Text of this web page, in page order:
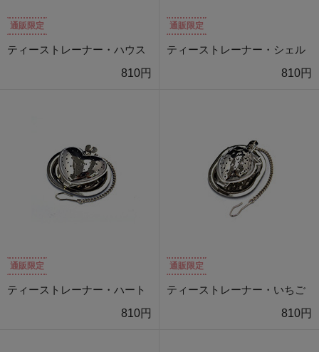
通販限定
ティーストレーナー・ハウス
810円
通販限定
ティーストレーナー・シェル
810円
通販限定
ティーストレーナー・ハート
810円
通販限定
ティーストレーナー・いちご
810円